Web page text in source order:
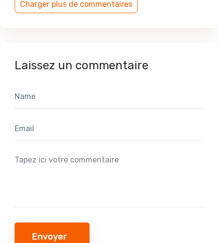
Charger plus de commentaires
Laissez un commentaire
Envoyer